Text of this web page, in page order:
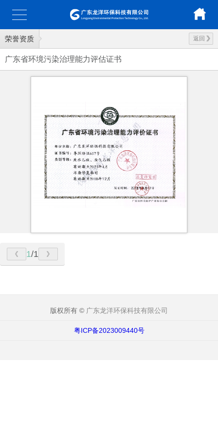
荣誉资质 返回
广东省环境污染治理能力评估证书
1/1
版权所有 © 广东龙洋环保科技有限公司
粤ICP备2023009440号